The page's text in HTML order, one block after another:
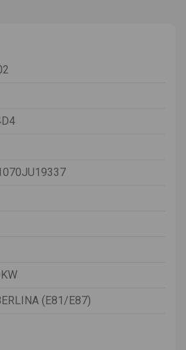
(E81/E87)